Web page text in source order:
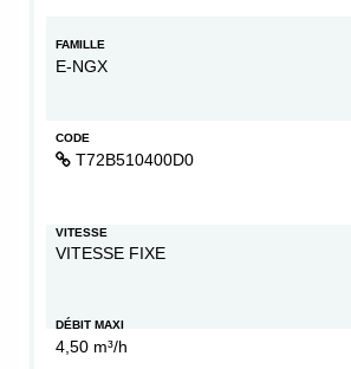
FAMILLE
E-NGX
CODE
T72B510400D0
VITESSE
VITESSE FIXE
DÉBIT MAXI
4,50 m³/h